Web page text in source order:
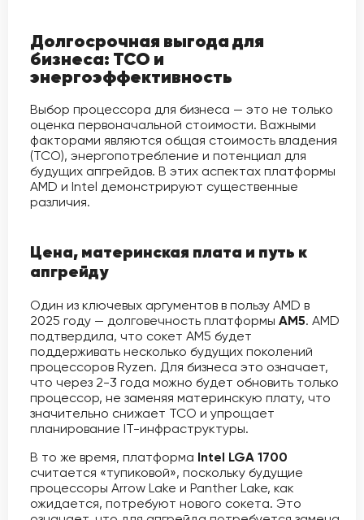
Долгосрочная выгода для
бизнеса: TCO и
энергоэффективность
Выбор процессора для бизнеса — это не только
оценка первоначальной стоимости. Важными
факторами являются общая стоимость владения
(TCO), энергопотребление и потенциал для
будущих апгрейдов. В этих аспектах платформы
AMD и Intel демонстрируют существенные
различия.
Цена, материнская плата и путь к
апгрейду
Один из ключевых аргументов в пользу AMD в
2025 году — долговечность платформы AM5. AMD
подтвердила, что сокет AM5 будет
поддерживать несколько будущих поколений
процессоров Ryzen. Для бизнеса это означает,
что через 2-3 года можно будет обновить только
процессор, не заменяя материнскую плату, что
значительно снижает TCO и упрощает
планирование IT-инфраструктуры.
В то же время, платформа Intel LGA 1700
считается «тупиковой», поскольку будущие
процессоры Arrow Lake и Panther Lake, как
ожидается, потребуют нового сокета. Это